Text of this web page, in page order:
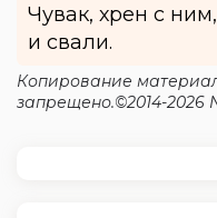
Чувак, хрен с
и свали.
Копирование
запрещено.©2014-2026